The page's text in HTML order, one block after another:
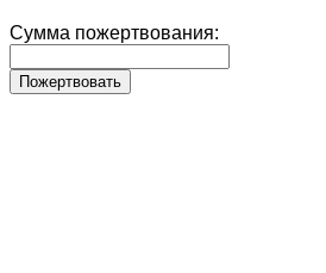
Сумма пожертвования:
Пожертвовать